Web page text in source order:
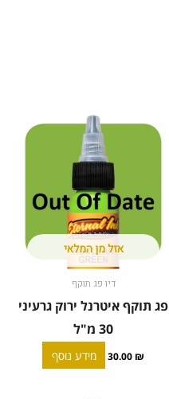
אזל מן המלאי
דיו פג תוקף
פג תוקף איטרנל ירוק גרעיני
30 מ"ל
30.00 ₪ מידע נוסף